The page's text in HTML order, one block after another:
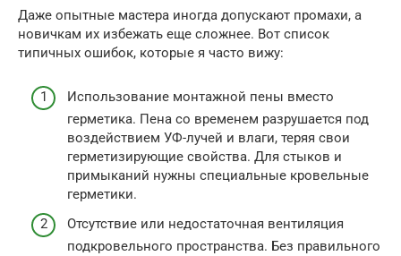
Даже опытные мастера иногда допускают промахи, а
новичкам их избежать еще сложнее. Вот список
типичных ошибок, которые я часто вижу:
Использование монтажной пены вместо
герметика. Пена со временем разрушается под
воздействием УФ-лучей и влаги, теряя свои
герметизирующие свойства. Для стыков и
примыканий нужны специальные кровельные
герметики.
Отсутствие или недостаточная вентиляция
подкровельного пространства. Без правильного